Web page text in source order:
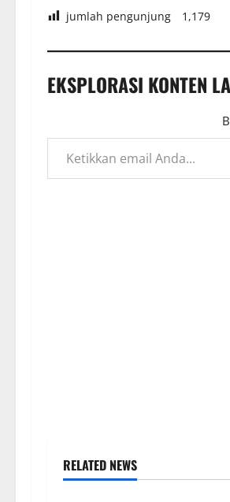
jumlah pengunjung 1,179
EKSPLORASI KONTEN
Ketikkan email Anda...
RELATED NEWS